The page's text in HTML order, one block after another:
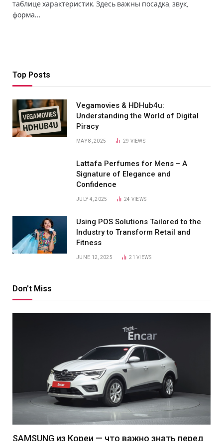
таблице характеристик. Здесь важны посадка, звук,
форма…
Top Posts
Vegamovies & HDHub4u:
Understanding the World of Digital
Piracy
MAY 8, 2025 29 VIEWS
Lattafa Perfumes for Mens – A
Signature of Elegance and
Confidence
JULY 4, 2025 24 VIEWS
Using POS Solutions Tailored to the
Industry to Transform Retail and
Fitness
JUNE 12, 2025 21VIEWS
Don't Miss
SAMSUNG из Кореи — что важно знать перед